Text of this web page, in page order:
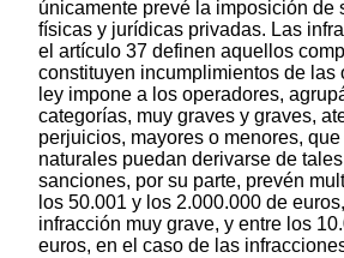
únicamente prevé la imposición de
físicas y jurídicas privadas. Las
el artículo 37 definen aquellos
constituyen incumplimientos de las
ley impone a los operadores,
categorías, muy graves y graves,
perjuicios, mayores o menores,
naturales puedan derivarse de
sanciones, por su parte, prevén
los 50.001 y los 2.000.000 de
infracción muy grave, y entre los
euros, en el caso de las